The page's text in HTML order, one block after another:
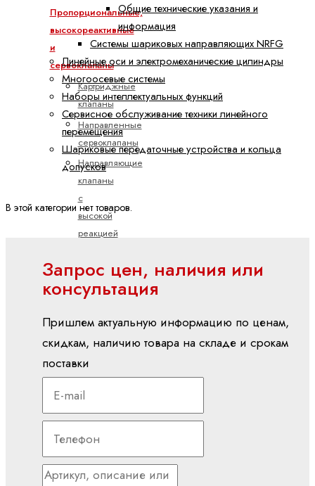
Пропорциональные,
высокореактивные
и
сервоклапаны
Картриджные
клапаны
Направленные
сервоклапаны
Направляющие
клапаны
с
высокой
реакцией
для
пропорциональных,
и
сервоклапанов
Пропорциональные
клапаны
регулирования
давления
Пропорциональные
клапаны
управления
Общие технические указания и
информация
Системы шариковых направляющих NRFG
Линейные оси и электромеханические цилиндры
Многоосевые системы
Наборы интеллектуальных функций
Сервисное обслуживание техники линейного
перемещения
Шариковые передаточные устройства и кольца
допусков
В этой категории нет товаров.
Запрос цен, наличия или
консультация
Пришлем актуальную информацию по ценам,
скидкам, наличию товара на складе и срокам
поставки